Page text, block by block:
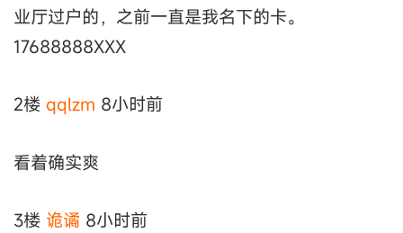
业厅过户的，之前一直是我名下的卡。
17688888XXX
2楼 qqlzm 8小时前
看着确实爽
3楼 诡谲 8小时前